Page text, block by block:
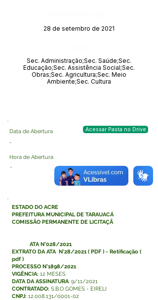
28 de setembro de 2021
Sec. Administração;Sec. Saúde;Sec.
Educação;Sec. Assistência Social;Sec.
Obras;Sec. Agricultura;Sec. Meio
Ambiente;Sec. Cultura
Data de Abertura
Acessar Pasta no Drive
-
Hora de Abertura
-
ESTADO DO ACRE
PREFEITURA MUNICIPAL DE TARAUACÁ
COMISSÃO PERMANENTE DE LICITAÇÃ
ATA N°028/2021
EXTRATO DA ATA N°28/2021 ( PDF ) - Retificação (
pdf)
PROCESSO N°1898/2021
VIGÊNCIA: 12 MESES
DATA DA ASSINATURA: 9/11/2021
CONTRATADO: S.B.O GOMES - EIRELI
CNPJ: 12.008.131/0001-02